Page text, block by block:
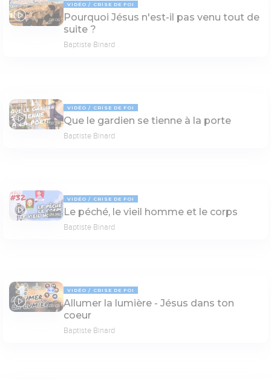
08:06
VIDÉO CRISE DE FOI
Pourquoi Jésus n'est-il pas venu tout de
suite ?
Baptiste Binard
08:24
VIDÉO CRISE DE FOI
Que le gardien se tienne à la porte
Baptiste Binard
05:36
VIDÉO CRISE DE FOI
Le péché, le vieil homme et le corps
Baptiste Binard
08:03
VIDÉO CRISE DE FOI
Allumer la lumière - Jésus dans ton
coeur
Baptiste Binard